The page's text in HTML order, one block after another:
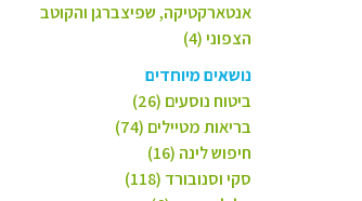
אנטארקטיקה, שפיצברגן והקוטב
הצפוני (4)
נושאים מיוחדים
ביטוח נוסעים (26)
בריאות מטיילים (74)
חיפוש לינה (16)
סקי וסנובורד (118)